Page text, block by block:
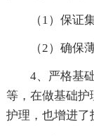
（1）保证集
（2）确保薄
4、严格基础
等，在做基础护
护理，也增进了